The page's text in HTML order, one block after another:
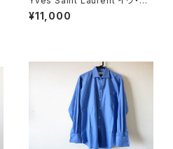
ンローラン ギンガムチェック S
¥11,000